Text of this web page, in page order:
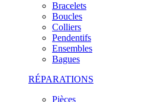
Bracelets
Boucles
Colliers
Pendentifs
Ensembles
Bagues
RÉPARATIONS
Pièces